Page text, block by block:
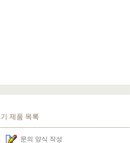
제품 목록
문의 양식 작성